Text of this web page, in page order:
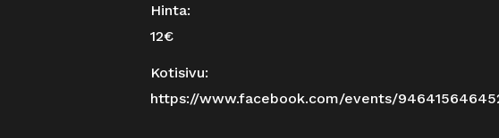
Hinta:
12€
Kotisivu:
https://www.facebook.com/events/